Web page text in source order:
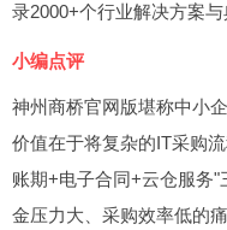
录2000+个行业解决方案与
小编点评
神州商桥官网版堪称中小
价值在于将复杂的IT采购
账期+电子合同+云仓服务
金压力大、采购效率低的